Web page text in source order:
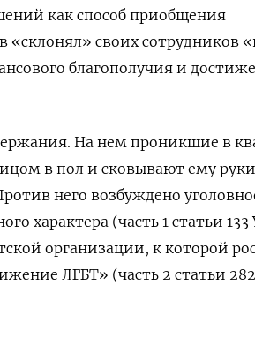
как способ приобщения
«склонял» своих сотрудников
благополучия и
На нем проникшие в
в пол и сковывают ему
него возбуждено
характера (часть 1 статьи 133
организации, к которой
ЛГБТ» (часть 2 статьи